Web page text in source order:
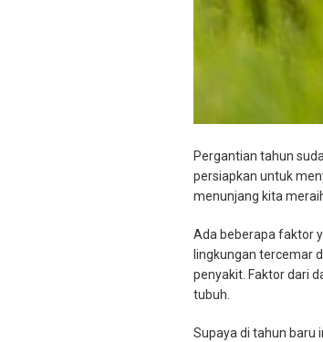
Pergantian tahun
persiapkan untuk
menunjang kita
Ada beberapa faktor
lingkungan tercemar
penyakit. Faktor dari
tubuh.
Supaya di tahun baru